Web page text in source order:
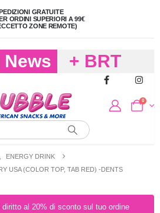
GRATUITE
ORDINI SUPERIORI A 99€
ZONE REMOTE)
+ BRT
FREDDO
PER
E
0
ENERGY DRINK
USA (COLOR TOP, TAB RED) -DENTS
al 20% di sconto sul tuo ordine